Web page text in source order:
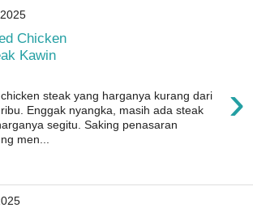
Chicken
Kawin
›
steak yang harganya kurang dari
Enggak nyangka, masih ada steak
segitu. Saking penasaran
men...